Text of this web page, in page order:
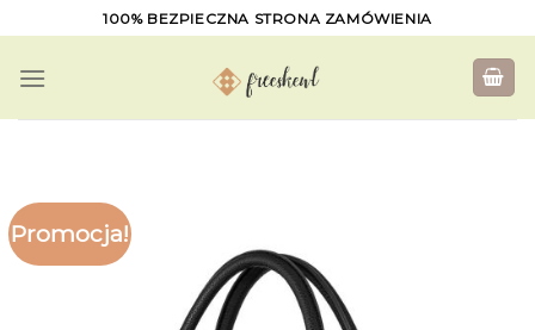
to
content
100% BEZPIECZNA STRONA ZAMÓWIENIA
Promocja!